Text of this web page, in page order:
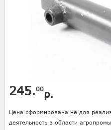
245.00р.
Цена сформирована не для
деятельность в области